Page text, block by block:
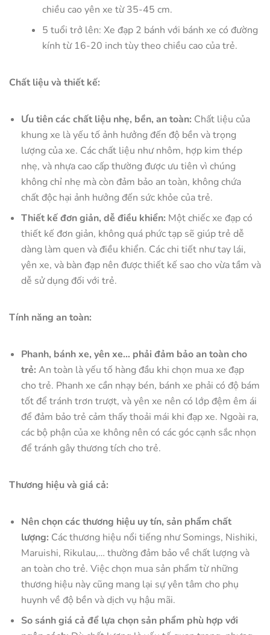
chiều cao yên xe từ 35-45 cm.
5 tuổi trở lên: Xe đạp 2 bánh với bánh xe có đường
kính từ 16-20 inch tùy theo chiều cao của trẻ.
Chất liệu và thiết kế:
Ưu tiên các chất liệu nhẹ, bền, an toàn: Chất liệu của
khung xe là yếu tố ảnh hưởng đến độ bền và trọng
lượng của xe. Các chất liệu như nhôm, hợp kim thép
nhẹ, và nhựa cao cấp thường được ưu tiên vì chúng
không chỉ nhẹ mà còn đảm bảo an toàn, không chứa
chất độc hại ảnh hưởng đến sức khỏe của trẻ.
Thiết kế đơn giản, dễ điều khiển: Một chiếc xe đạp có
thiết kế đơn giản, không quá phức tạp sẽ giúp trẻ dễ
dàng làm quen và điều khiển. Các chi tiết như tay lái,
yên xe, và bàn đạp nên được thiết kế sao cho vừa tầm và
dễ sử dụng đối với trẻ.
Tính năng an toàn:
Phanh, bánh xe, yên xe… phải đảm bảo an toàn cho
trẻ: An toàn là yếu tố hàng đầu khi chọn mua xe đạp
cho trẻ. Phanh xe cần nhạy bén, bánh xe phải có độ bám
tốt để tránh trơn trượt, và yên xe nên có lớp đệm êm ái
để đảm bảo trẻ cảm thấy thoải mái khi đạp xe. Ngoài ra,
các bộ phận của xe không nên có các góc cạnh sắc nhọn
để tránh gây thương tích cho trẻ.
Thương hiệu và giá cả:
Nên chọn các thương hiệu uy tín, sản phẩm chất
lượng: Các thương hiệu nổi tiếng như Somings, Nishiki,
Maruishi, Rikulau,… thường đảm bảo về chất lượng và
an toàn cho trẻ. Việc chọn mua sản phẩm từ những
thương hiệu này cũng mang lại sự yên tâm cho phụ
huynh về độ bền và dịch vụ hậu mãi.
So sánh giá cả để lựa chọn sản phẩm phù hợp với